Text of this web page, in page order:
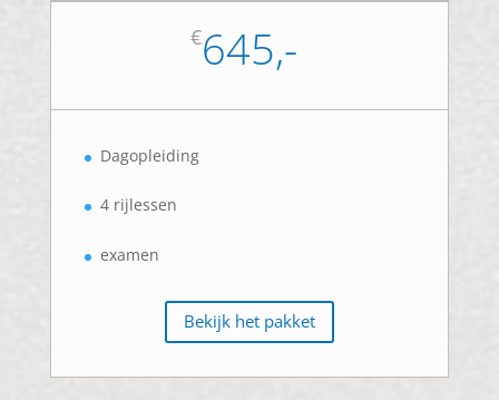
€645,-
Dagopleiding
4 rijlessen
examen
Bekijk het pakket